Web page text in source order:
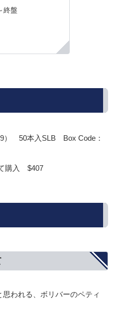
終盤
） 50本入SLB Box Code：
購入 $407
われる、ボリバーのペティ